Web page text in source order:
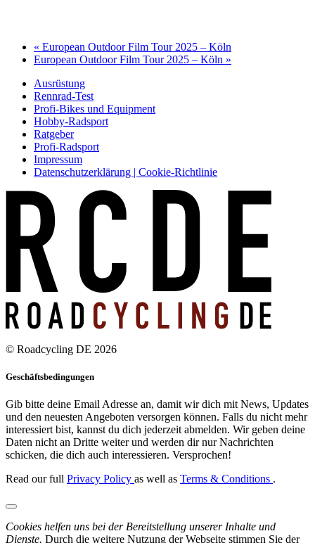
« European Outdoor Film Tour 2025 – Köln
European Outdoor Film Tour 2025 – Köln »
Ausrüstung
Rennrad-Test
Profi-Bikes und Equipment
Hobby-Radsport
Ratgeber
Profi-Radsport
Impressum
Datenschutzerklärung | Cookie-Richtlinie
© Roadcycling DE 2026
Geschäftsbedingungen
Gib bitte deine Email Adresse an, damit wir dich mit News, Updates
und den neuesten Angeboten versorgen können. Falls du nicht mehr
interessiert bist, kannst du dich jederzeit abmelden. Wir geben deine
Daten nicht an Dritte weiter und werden dir nur Nachrichten
schicken, die dich auch interessieren. Versprochen!
Read our full Privacy Policy as well as Terms & Conditions .
Cookies helfen uns bei der Bereitstellung unserer Inhalte und
Dienste. Durch die weitere Nutzung der Webseite stimmen Sie der